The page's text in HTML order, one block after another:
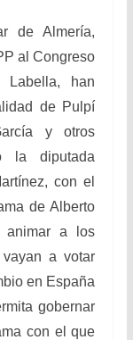
de Almería,
al Congreso
Labella, han
de Pulpí
y otros
la diputada
con el
de Alberto
animar a los
a votar
en España
gobernar
con el que